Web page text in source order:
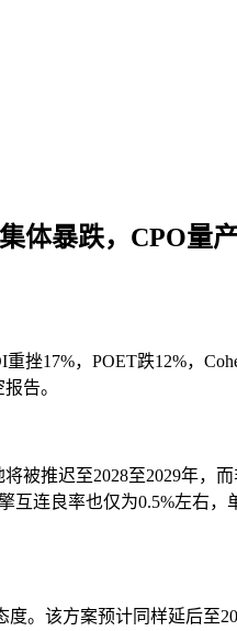
体暴跌，CPO量
17%，POET跌12%，
告。
被推迟至2028至2029年
连良率也仅为0.5%左右
。该方案预计同样延后